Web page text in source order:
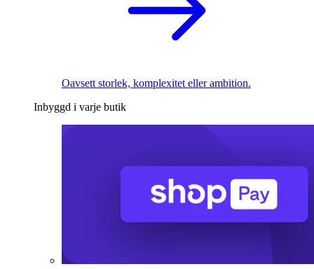
Oavsett storlek, komplexitet eller ambition.
Inbyggd i varje butik